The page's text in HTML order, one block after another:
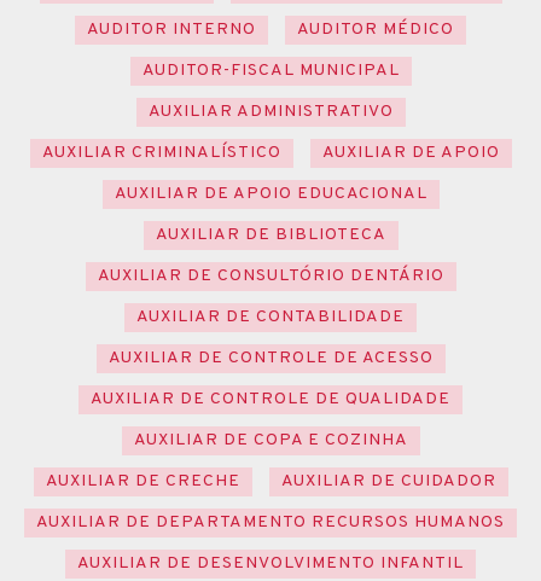
AUDITOR INTERNO
AUDITOR MÉDICO
AUDITOR-FISCAL MUNICIPAL
AUXILIAR ADMINISTRATIVO
AUXILIAR CRIMINALÍSTICO
AUXILIAR DE APOIO
AUXILIAR DE APOIO EDUCACIONAL
AUXILIAR DE BIBLIOTECA
AUXILIAR DE CONSULTÓRIO DENTÁRIO
AUXILIAR DE CONTABILIDADE
AUXILIAR DE CONTROLE DE ACESSO
AUXILIAR DE CONTROLE DE QUALIDADE
AUXILIAR DE COPA E COZINHA
AUXILIAR DE CRECHE
AUXILIAR DE CUIDADOR
AUXILIAR DE DEPARTAMENTO RECURSOS HUMANOS
AUXILIAR DE DESENVOLVIMENTO INFANTIL